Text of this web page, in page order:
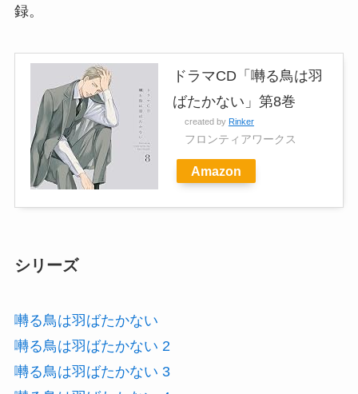
録。
ドラマCD「囀る鳥は羽
ばたかない」第8巻
created by Rinker
フロンティアワークス
Amazon
シリーズ
囀る鳥は羽ばたかない
囀る鳥は羽ばたかない 2
囀る鳥は羽ばたかない 3